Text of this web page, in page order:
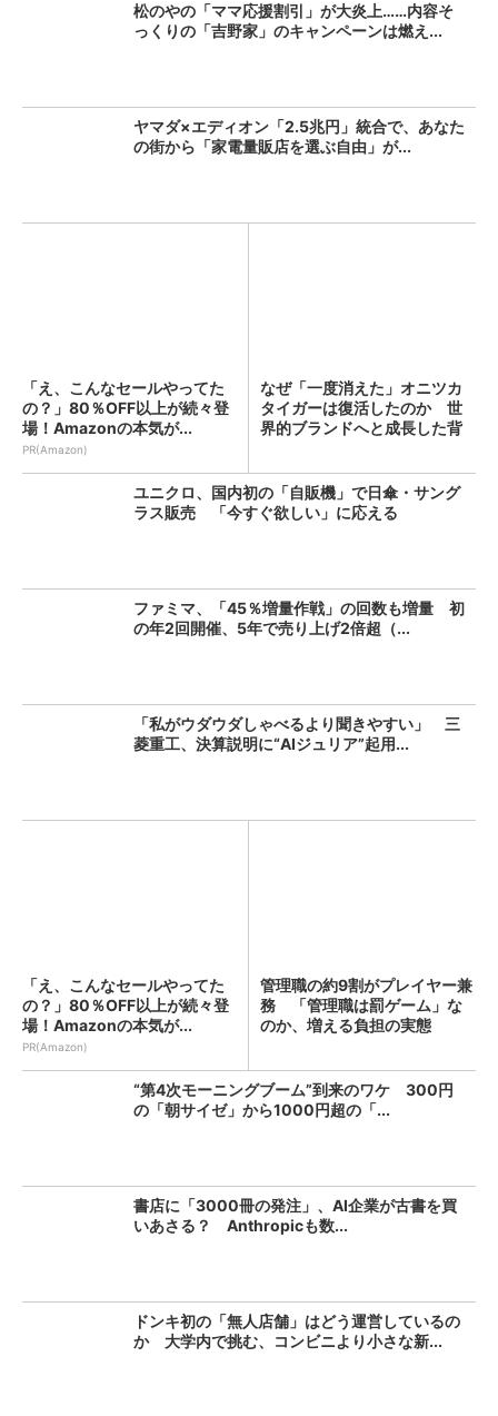
松のやの「ママ応援割引」が大炎上……内容そ
っくりの「吉野家」のキャンペーンは燃え...
ヤマダ×エディオン「2.5兆円」統合で、あなた
の街から「家電量販店を選ぶ自由」が...
「え、こんなセールやってた
の？」80％OFF以上が続々登
場！Amazonの本気が...
PR(Amazon)
なぜ「一度消えた」オニツカ
タイガーは復活したのか 世
界的ブランドへと成長した背
ユニクロ、国内初の「自販機」で日傘・サング
ラス販売 「今すぐ欲しい」に応える
ファミマ、「45％増量作戦」の回数も増量 初
の年2回開催、5年で売り上げ2倍超（...
「私がウダウダしゃべるより聞きやすい」 三
菱重工、決算説明に“AIジュリア”起用...
「え、こんなセールやってた
の？」80％OFF以上が続々登
場！Amazonの本気が...
PR(Amazon)
管理職の約9割がプレイヤー兼
務 「管理職は罰ゲーム」な
のか、増える負担の実態
“第4次モーニングブーム”到来のワケ 300円
の「朝サイゼ」から1000円超の「...
書店に「3000冊の発注」、AI企業が古書を買
いあさる？ Anthropicも数...
ドンキ初の「無人店舗」はどう運営しているの
か 大学内で挑む、コンビニより小さな新...